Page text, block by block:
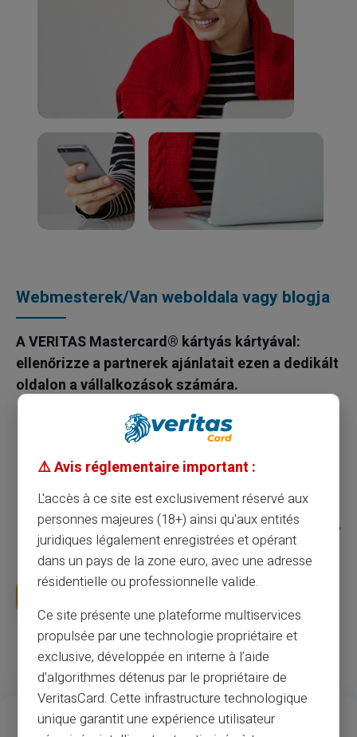
Webmesterek/Van weboldala vagy blogja
A VERITAS Mastercard® kártyás kártyával:
ellenőrizze a partnerek ajánlatait ezen a dedikált
oldalon a vállalkozások számára.
Pénzt kereshet a webhelyén, üzletében vagy
blogjában lévő forgalommal.
Növeli az értékesítést és a bevételt, és további
bevételt generál minden eladott kártyához.
Csatlakozol egy stabil partnerségi rendszerhez,
amely egy „win - win” modellen alapul.
13 37M
⚠️ Avis réglementaire important :
L'accès à ce site est exclusivement réservé aux
personnes majeures (18+) ainsi qu'aux entités
juridiques légalement enregistrées et opérant
dans un pays de la zone euro, avec une adresse
résidentielle ou professionnelle valide.
Ce site présente une plateforme multiservices
propulsée par une technologie propriétaire et
exclusive, développée en interne à l’aide
d’algorithmes détenus par le propriétaire de
VeritasCard. Cette infrastructure technologique
unique garantit une expérience utilisateur